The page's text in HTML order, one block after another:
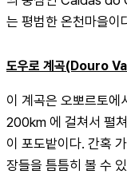
는 평범한 온천마을이
도우로 계곡(Douro
이 계곡은 오뽀르토에
200km 에 걸쳐서 펼
이 포도밭이다. 간혹
장들을 틈틈히 볼 수